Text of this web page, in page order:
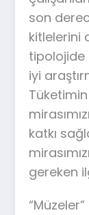
son
kitlelerini
tipolojide
iyi
katkı
gereken